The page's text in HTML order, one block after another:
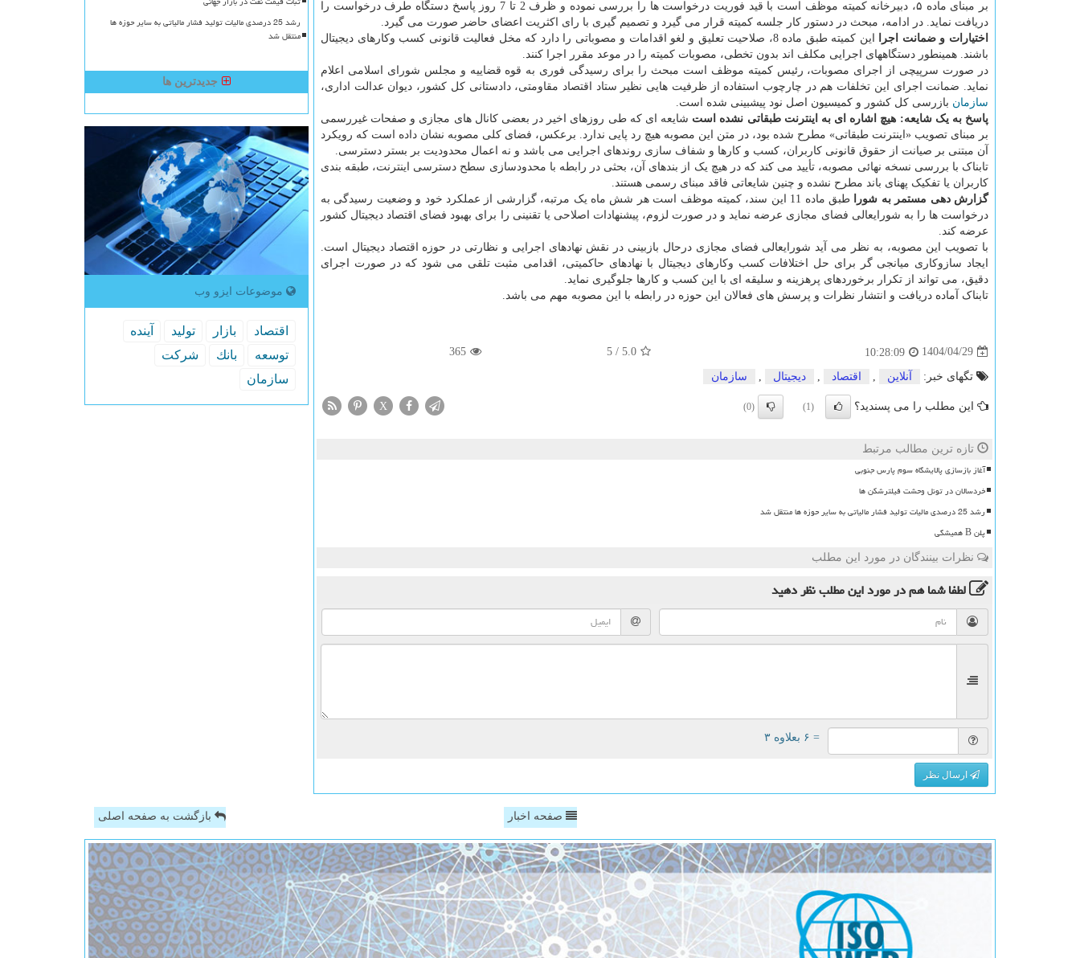
بر مبنای ماده ۵، دبیرخانه کمیته موظف است با قید فوریت درخواست ها را بررسی نموده و ظرف 2 تا 7 روز پاسخ دستگاه طرف درخواست را
دریافت نماید. در ادامه، مبحث در دستور کار جلسه کمیته قرار می گیرد و تصمیم گیری با رای اکثریت اعضای حاضر صورت می گیرد.
اختیارات و ضمانت اجرا
این کمیته طبق ماده 8، صلاحیت تعلیق و لغو اقدامات و مصوباتی را دارد که مخل فعالیت قانونی کسب وکارهای دیجیتال
باشند. همینطور دستگاههای اجرایی مکلف اند بدون تخطی، مصوبات کمیته را در موعد مقرر اجرا کنند.
در صورت سرپیچی از اجرای مصوبات، رئیس کمیته موظف است مبحث را برای رسیدگی فوری به قوه قضاییه و مجلس شورای اسلامی اعلام
نماید. ضمانت اجرای این تخلفات هم در چارچوب استفاده از ظرفیت هایی نظیر ستاد اقتصاد مقاومتی، دادستانی کل کشور، دیوان عدالت اداری،
سازمان بازرسی کل کشور و کمیسیون اصل نود پیشبینی شده است.
پاسخ به یک شایعه: هیچ اشاره ای به اینترنت طبقاتی نشده است شایعه ای که طی روزهای اخیر در بعضی کانال های مجازی و صفحات غیررسمی
بر مبنای تصویب «اینترنت طبقاتی» مطرح شده بود، در متن این مصوبه هیچ رد پایی ندارد. برعکس، فضای کلی مصوبه نشان داده است که رویکرد
آن مبتنی بر صیانت از حقوق قانونی کاربران، کسب و کارها و شفاف سازی روندهای اجرایی می باشد و نه اعمال محدودیت بر بستر دسترسی.
تابناک با بررسی نسخه نهائی مصوبه، تأیید می کند که در هیچ یک از بندهای آن، بحثی در رابطه با محدودسازی سطح دسترسی اینترنت، طبقه بندی
کاربران یا تفکیک پهنای باند مطرح نشده و چنین شایعاتی فاقد مبنای رسمی هستند.
گزارش دهی مستمر به شورا
طبق ماده 11 این سند، کمیته موظف است هر شش ماه یک مرتبه، گزارشی از عملکرد خود و وضعیت رسیدگی به
درخواست ها را به شورایعالی فضای مجازی عرضه نماید و در صورت لزوم، پیشنهادات اصلاحی یا تقنینی را برای بهبود فضای اقتصاد دیجیتال کشور
عرضه کند.
با تصویب این مصوبه، به نظر می آید شورایعالی فضای مجازی درحال بازبینی در نقش نهادهای اجرایی و نظارتی در حوزه اقتصاد دیجیتال است.
ایجاد سازوکاری میانجی گر برای حل اختلافات کسب وکارهای دیجیتال با نهادهای حاکمیتی، اقدامی مثبت تلقی می شود که در صورت اجرای
دقیق، می تواند از تکرار برخوردهای پرهزینه و سلیقه ای با این کسب و کارها جلوگیری نماید.
تابناک آماده دریافت و انتشار نظرات و پرسش های فعالان این حوزه در رابطه با این مصوبه مهم می باشد.
1404/04/29
10:28:09
5.0
/
5
365
تگهای خبر: آنلاین اقتصاد دیجیتال سازمان
این مطلب را می پسندید؟ (1)
(0)
X
تازه ترین مطالب مرتبط
آغاز بازسازی پالایشگاه سوم پارس جنوبی
خردسالان در تونل وحشت فیلترشکن ها
رشد 25 درصدی مالیات تولید فشار مالیاتی به سایر حوزه ها منتقل شد
پلن B همیشگی
نظرات بینندگان در مورد این مطلب
لطفا شما همدر مورد این مطلبنظر دهید
= ۶ بعلاوه ۳
ارسال نظر
رشد 25 درصدی مالیات تولید فشار مالیاتی به سایر حوزه ها
منتقل شد
جدیدترین ها
موضوعات ایزو وب
اقتصاد بازار تولید
آینده
توسعه
بانك
شركت
سازمان
صفحه اخبار بازگشت به صفحه اصلی